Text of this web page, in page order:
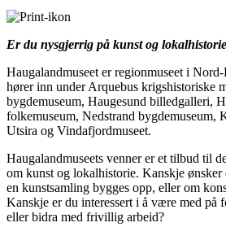
Er du nysgjerrig på kunst og
Haugalandmuseet er regionmuseet i
hører inn under Arquebus krigshistoriske
bygdemuseum, Haugesund billedgalleri,
folkemuseum, Nedstrand bygdemuseum,
Utsira og Vindafjordmuseet.
Haugalandmuseets venner er et tilbud til
om kunst og lokalhistorie. Kanskje
en kunstsamling bygges opp, eller om
Kanskje er du interessert i å være med på
eller bidra med frivillig arbeid?